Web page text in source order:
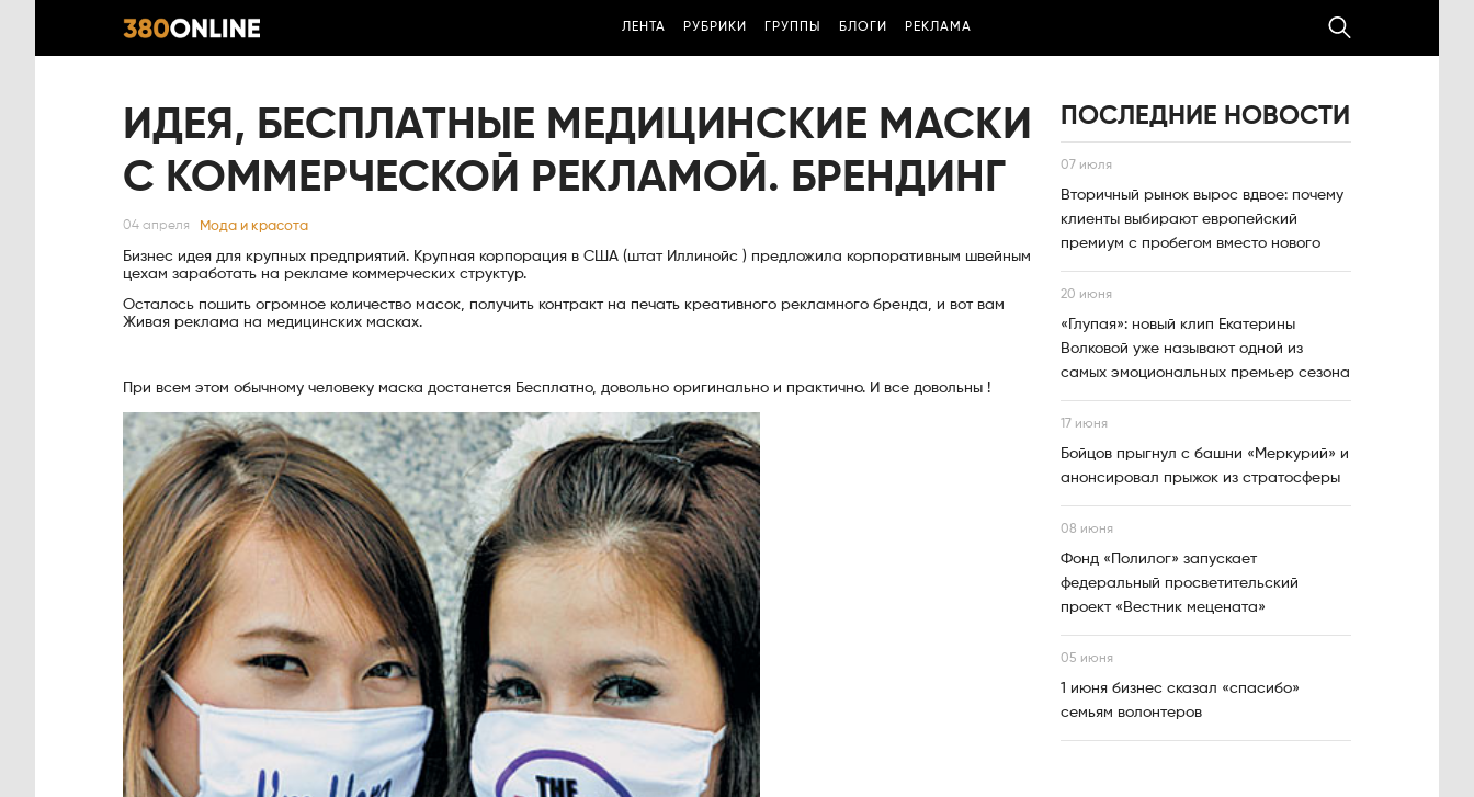
ЛЕНТА РУБРИКИ ГРУППЫ БЛОГИ РЕКЛАМА
ИДЕЯ, БЕСПЛАТНЫЕ МЕДИЦИНСКИЕ МАСКИ
С КОММЕРЧЕСКОЙ РЕКЛАМОЙ. БРЕНДИНГ
04 апреля Мода и красота
Бизнес идея для крупных предприятий. Крупная корпорация в США (штат Иллинойс ) предложила корпоративным швейным
цехам заработать на рекламе коммерческих структур.
Осталось пошить огромное количество масок, получить контракт на печать креативного рекламного бренда, и вот вам
Живая реклама на медицинских масках.
При всем этом обычному человеку маска достанется Бесплатно, довольно оригинально и практично. И все довольны !
ПОСЛЕДНИЕ НОВОСТИ
07 июля
Вторичный рынок вырос вдвое: почему
клиенты выбирают европейский
премиум с пробегом вместо нового
20 июня
«Глупая»: новый клип Екатерины
Волковой уже называют одной из
самых эмоциональных премьер сезона
17 июня
Бойцов прыгнул с башни «Меркурий» и
анонсировал прыжок из стратосферы
08 июня
Фонд «Полилог» запускает
федеральный просветительский
проект «Вестник мецената»
05 июня
1 июня бизнес сказал «спасибо»
семьям волонтеров